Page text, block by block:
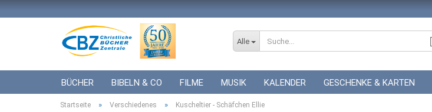
Alle
BÜCHER BIBELN & CO FILME MUSIK KALENDER GESCHENKE & KARTEN
ICF BÜCHER VERSCHIEDENES GESCHENKE ZUR HOCHZEIT
Startseite » Verschiedenes » Kuscheltier - Schäfchen Ellie